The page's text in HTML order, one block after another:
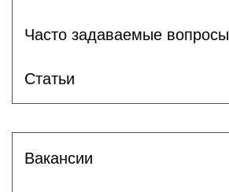
Часто задаваемые вопросы
Статьи
Вакансии